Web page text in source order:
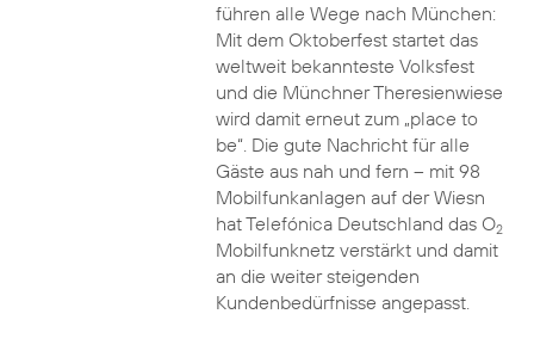
führen alle Wege nach München:
Mit dem Oktoberfest startet das
weltweit bekannteste Volksfest
und die Münchner Theresienwiese
wird damit erneut zum „place to
be“. Die gute Nachricht für alle
Gäste aus nah und fern – mit 98
Mobilfunkanlagen auf der Wiesn
hat Telefónica Deutschland das O2
Mobilfunknetz verstärkt und damit
an die weiter steigenden
Kundenbedürfnisse angepasst.